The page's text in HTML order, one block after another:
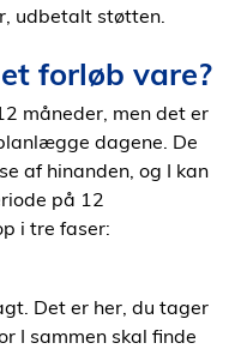
udbetalt støtten.
forløb vare?
måneder, men det er
dagene. De
af hinanden, og I kan
på 12
i tre faser:
Det er her, du tager
I sammen skal finde